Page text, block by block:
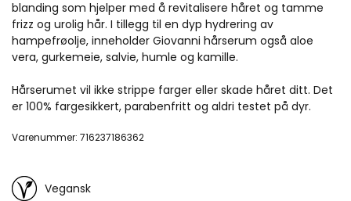
blanding som hjelper med å revitalisere håret og tamme
frizz og urolig hår. I tillegg til en dyp hydrering av
hampefrøolje, inneholder Giovanni hårserum også aloe
vera, gurkemeie, salvie, humle og kamille.
Hårserumet vil ikke strippe farger eller skade håret ditt. Det
er 100% fargesikkert, parabenfritt og aldri testet på dyr.
Varenummer: 716237186362
Vegansk